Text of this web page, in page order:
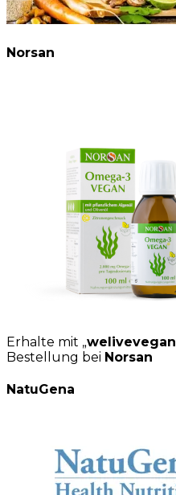
Norsan
Erhalte mit „welivevegan
Bestellung bei Norsan
NatuGena